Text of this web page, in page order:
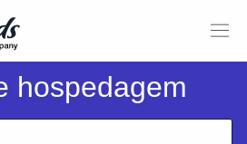
hospedagem